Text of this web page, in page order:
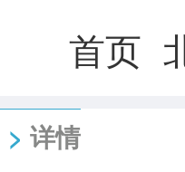
首页
> 详情